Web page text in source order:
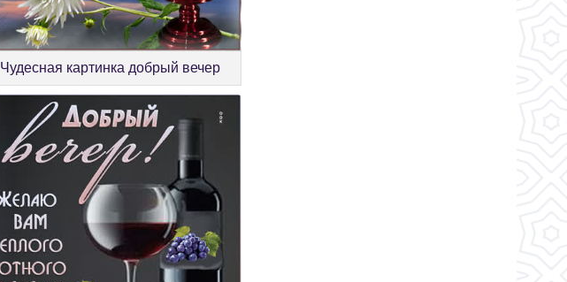
Чудесная картинка добрый вечер